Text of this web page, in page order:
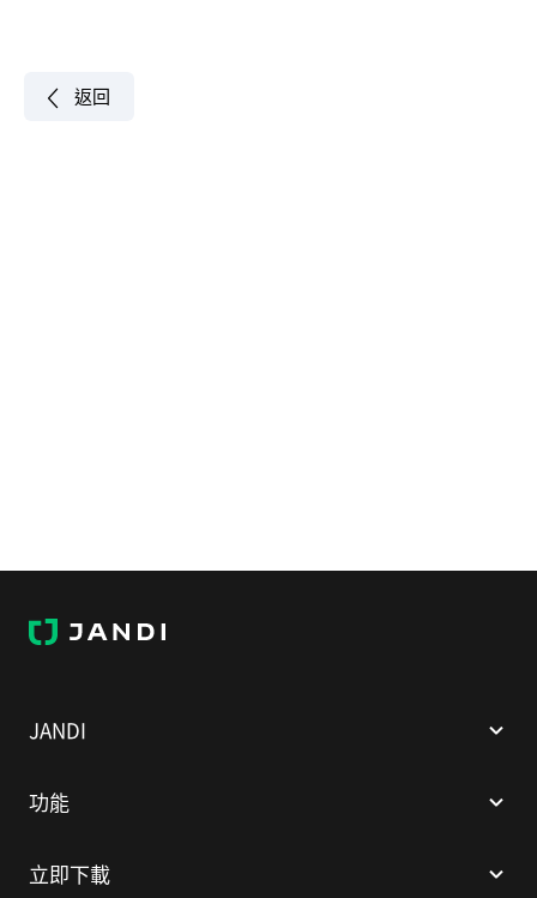
返回
J
A
JANDI
功能
立即下載